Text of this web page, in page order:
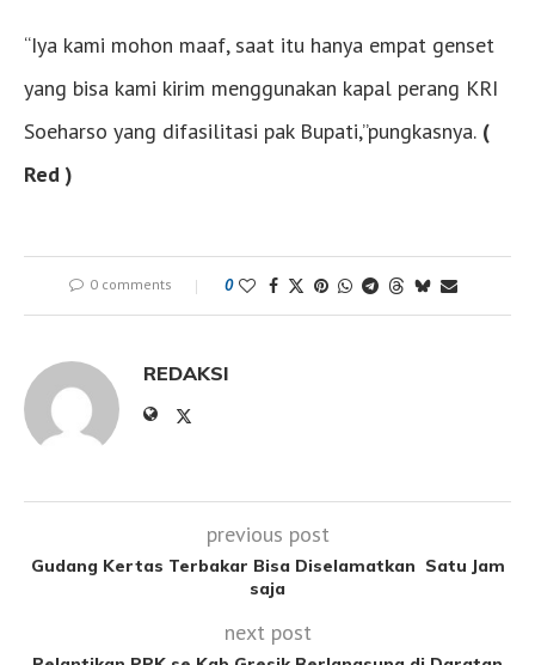
“Iya kami mohon maaf, saat itu hanya empat genset
yang bisa kami kirim menggunakan kapal perang KRI
Soeharso yang difasilitasi pak Bupati,”pungkasnya. (
Red )
0 comments 0
REDAKSI
previous post
Gudang Kertas Terbakar Bisa Diselamatkan Satu Jam
saja
next post